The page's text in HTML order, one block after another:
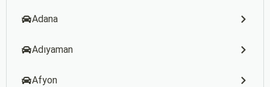
Adana
Adıyaman
Afyon